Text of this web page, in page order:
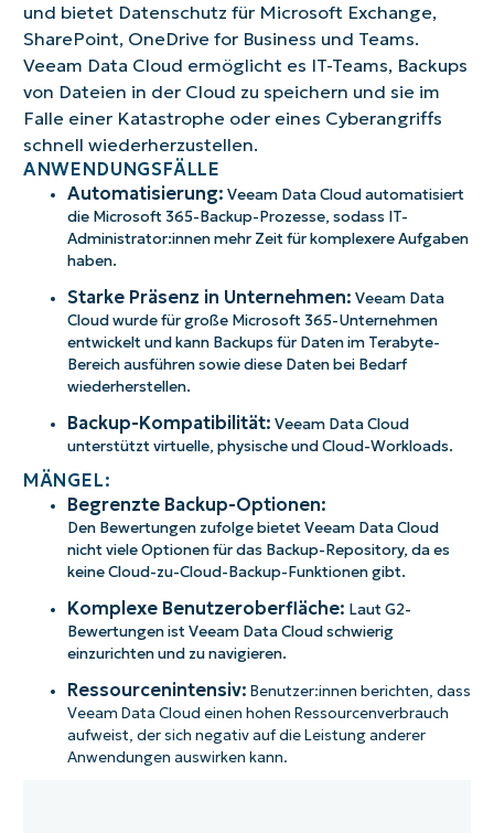
und bietet Datenschutz für Microsoft Exchange,
SharePoint, OneDrive for Business und Teams.
Veeam Data Cloud ermöglicht es IT-Teams, Backups
von Dateien in der Cloud zu speichern und sie im
Falle einer Katastrophe oder eines Cyberangriffs
schnell wiederherzustellen.
ANWENDUNGSFÄLLE
Automatisierung: Veeam Data Cloud automatisiert
die Microsoft 365-Backup-Prozesse, sodass IT-
Administrator:innen mehr Zeit für komplexere Aufgaben
haben.
Starke Präsenz in Unternehmen: Veeam Data
Cloud wurde für große Microsoft 365-Unternehmen
entwickelt und kann Backups für Daten im Terabyte-
Bereich ausführen sowie diese Daten bei Bedarf
wiederherstellen.
Backup-Kompatibilität: Veeam Data Cloud
unterstützt virtuelle, physische und Cloud-Workloads.
MÄNGEL:
Begrenzte Backup-Optionen:
Den Bewertungen zufolge bietet Veeam Data Cloud
nicht viele Optionen für das Backup-Repository, da es
keine Cloud-zu-Cloud-Backup-Funktionen gibt.
Komplexe Benutzeroberfläche: Laut G2-
Bewertungen ist Veeam Data Cloud schwierig
einzurichten und zu navigieren.
Ressourcenintensiv: Benutzer:innen berichten, dass
Veeam Data Cloud einen hohen Ressourcenverbrauch
aufweist, der sich negativ auf die Leistung anderer
Anwendungen auswirken kann.